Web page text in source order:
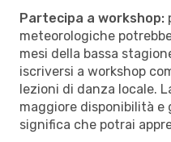
Partecipa a workshop:
meteorologiche
mesi della bassa
iscriversi a workshop
lezioni di danza locale.
maggiore disponibilità e
significa che potrai